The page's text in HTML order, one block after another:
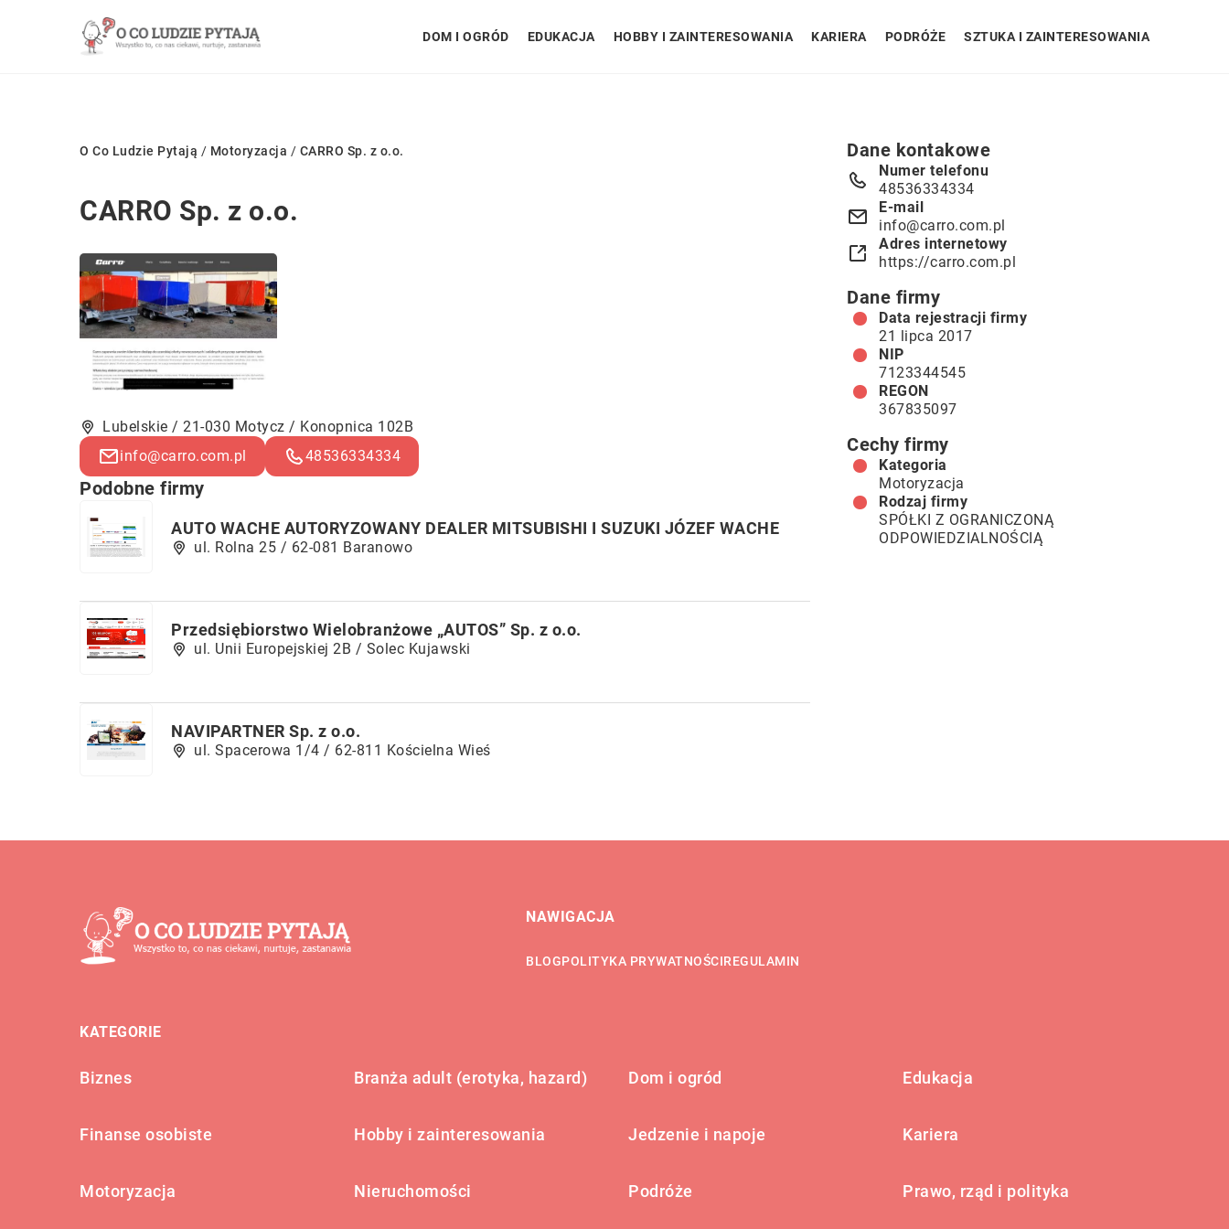
DOM I OGRÓD EDUKACJA HOBBY I ZAINTERESOWANIA KARIERA PODRÓŻE SZTUKA I ZAINTERESOWANIA
O Co Ludzie Pytają / Motoryzacja / CARRO Sp. z o.o.
CARRO Sp. z o.o.
Lubelskie / 21-030 Motycz / Konopnica 102B
info@carro.com.pl
48536334334
Podobne firmy
AUTO WACHE AUTORYZOWANY DEALER MITSUBISHI I SUZUKI JÓZEF WACHE
ul. Rolna 25 / 62-081 Baranowo
Przedsiębiorstwo Wielobranżowe „AUTOS” Sp. z o.o.
ul. Unii Europejskiej 2B / Solec Kujawski
NAVIPARTNER Sp. z o.o.
ul. Spacerowa 1/4 / 62-811 Kościelna Wieś
Dane kontakowe
Numer telefonu
48536334334
E-mail
info@carro.com.pl
Adres internetowy
https://carro.com.pl
Dane firmy
Data rejestracji firmy
21 lipca 2017
NIP
7123344545
REGON
367835097
Cechy firmy
Kategoria
Motoryzacja
Rodzaj firmy
SPÓŁKI Z OGRANICZONĄ
ODPOWIEDZIALNOŚCIĄ
NAWIGACJA
BLOGPOLITYKA PRYWATNOŚCIREGULAMIN
KATEGORIE
Biznes Branża adult (erotyka, hazard) Dom i ogród Edukacja
Finanse osobiste Hobby i zainteresowania Jedzenie i napoje Kariera
Motoryzacja Nieruchomości Podróże Prawo, rząd i polityka